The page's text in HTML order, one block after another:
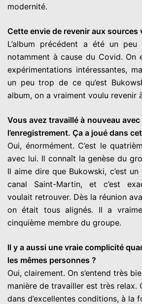
modernité.
Cette envie de revenir aux sources
L’album précédent a été un
notamment à cause du Covid. On
expérimentations intéressantes,
un peu trop de ce qu’est
album, on a vraiment voulu revenir
Vous avez travaillé à nouveau
l’enregistrement. Ça a joué dans
Oui, énormément. C’est le
avec lui. Il connaît la genèse du
Il aime dire que Bukowski, c’est
canal Saint-Martin, et c’est
voulait retrouver. Dès la réunion
on était tous alignés. Il a
cinquième membre du groupe.
Il y a aussi une vraie complicité
les mêmes personnes ?
Oui, clairement. On s’entend très
manière de travailler est très relax.
dans d’excellentes conditions, à la